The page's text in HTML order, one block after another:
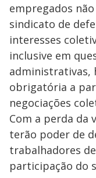
empregados
sindicato de
interesses
inclusive em
administrativas,
obrigatória a
negociações
Com a perda da
terão poder de
trabalhadores
participação do